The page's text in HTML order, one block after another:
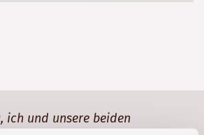
ich und unsere beiden